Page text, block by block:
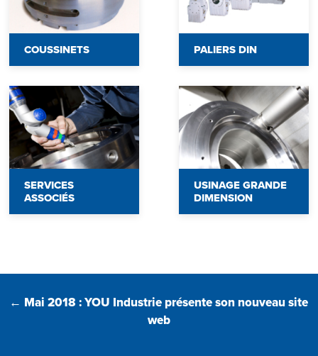
COUSSINETS PALIERS DIN
SERVICES
ASSOCIÉS
USINAGE GRANDE
DIMENSION
Pagination
← Mai 2018 : YOU Industrie présente son nouveau site
web